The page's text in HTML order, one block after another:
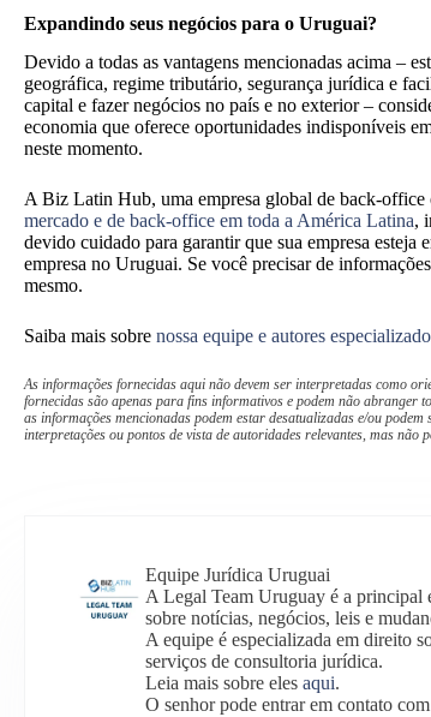
Expandindo seus negócios para o Uruguai?
Devido a todas as vantagens mencionadas acima –
geográfica, regime tributário, segurança jurídica e
capital e fazer negócios no país e no exterior –
economia que oferece oportunidades indisponíveis
neste momento.
A Biz Latin Hub, uma empresa global de back-
mercado e de back-office em toda a América Latina,
devido cuidado para garantir que sua empresa esteja
empresa no Uruguai. Se você precisar de
mesmo.
Saiba mais sobre nossa equipe e autores
As informações fornecidas aqui não devem ser interpretadas como
fornecidas são apenas para fins informativos e podem não abranger
as informações mencionadas podem estar desatualizadas e/ou
interpretações ou pontos de vista de autoridades relevantes, mas
Equipe Jurídica Uruguai
A Legal Team Uruguay é a principal
sobre notícias, negócios, leis e
A equipe é especializada em direito
serviços de consultoria jurídica.
Leia mais sobre eles aqui.
O senhor pode entrar em contato